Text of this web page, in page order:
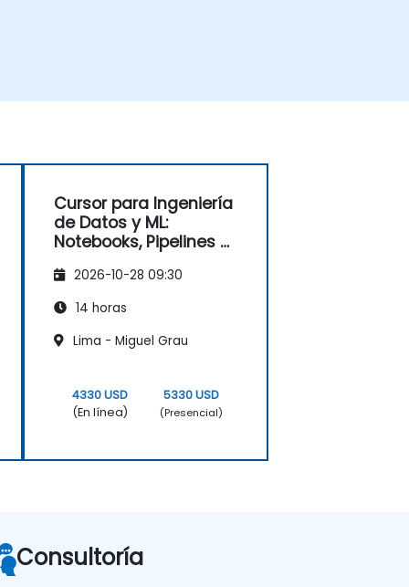
Cursor para Ingeniería
de Datos y ML:
Notebooks, Pipelines y
2026-10-28 09:30
14 horas
Lima - Miguel Grau
4330 USD
(En línea)
5330 USD
(Presencial)
Consultoría